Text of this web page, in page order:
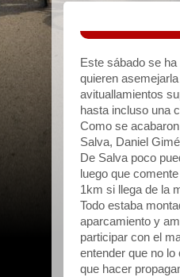
Este sábado se
quieren
avituallamientos
hasta incluso una
Como se
Salva, Daniel
De Salva poco
luego que
1km si llega de la
Todo estaba
aparcamiento y
participar con el
entender que no
que hacer